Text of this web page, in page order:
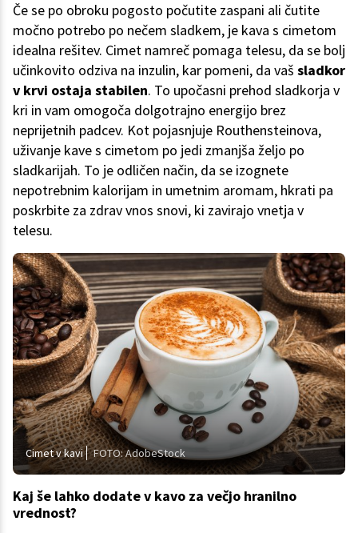
Če se po obroku pogosto počutite zaspani ali čutite
močno potrebo po nečem sladkem, je kava s cimetom
idealna rešitev. Cimet namreč pomaga telesu, da se bolj
učinkovito odziva na inzulin, kar pomeni, da vaš sladkor
v krvi ostaja stabilen. To upočasni prehod sladkorja v
kri in vam omogoča dolgotrajno energijo brez
neprijetnih padcev. Kot pojasnjuje Routhensteinova,
uživanje kave s cimetom po jedi zmanjša željo po
sladkarijah. To je odličen način, da se izognete
nepotrebnim kalorijam in umetnim aromam, hkrati pa
poskrbite za zdrav vnos snovi, ki zavirajo vnetja v
telesu.
Cimet v kavi FOTO: AdobeStock
Kaj še lahko dodate v kavo za večjo hranilno
vrednost?